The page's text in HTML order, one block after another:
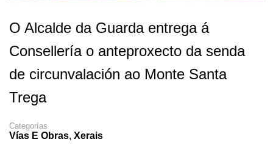
O Alcalde da Guarda entrega á
Consellería o anteproxecto da senda
de circunvalación ao Monte Santa
Trega
Categorías
Vías E Obras, Xerais